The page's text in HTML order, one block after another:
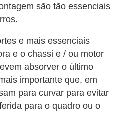
são tão essenciais
e mais essenciais
e o chassi e / ou motor
absorver o último
importante que, em
para curvar para evitar
para o quadro ou o